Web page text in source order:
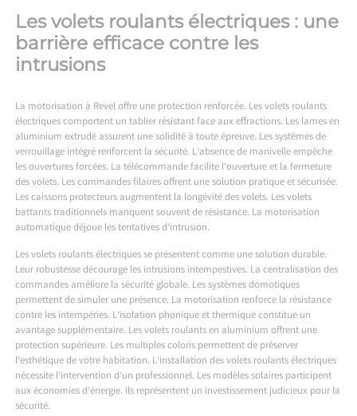
Les volets roulants électriques : une
barrière efficace contre les
intrusions
La motorisation à Reveloffre une protection renforcée. Les volets roulants
électriques comportent un tablier résistant face aux effractions. Les lames en
aluminium extrudé assurent une solidité à toute épreuve. Les systèmes de
verrouillage intégré renforcent la sécurité. L’absence de manivelle empêche
les ouvertures forcées. La télécommande facilite l’ouverture et la fermeture
des volets. Les commandes filaires offrent une solution pratique et sécurisée.
Les caissons protecteurs augmentent la longévité des volets. Les volets
battants traditionnels manquent souvent de résistance. La motorisation
automatique déjoue les tentatives d’intrusion.
Les volets roulants électriques se présentent comme une solution durable.
Leur robustesse décourage les intrusions intempestives. La centralisation des
commandes améliore la sécurité globale. Les systèmes domotiques
permettent de simuler une présence. La motorisation renforce la résistance
contre les intempéries. L’isolation phonique et thermique constitue un
avantage supplémentaire. Les volets roulants en aluminium offrent une
protection supérieure. Les multiples coloris permettent de préserver
l’esthétique de votre habitation. L’installation des volets roulants électriques
nécessite l’intervention d’un professionnel. Les modèles solaires participent
aux économies d’énergie. Ils représentent un investissement judicieux pour la
sécurité.